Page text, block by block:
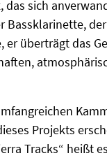
sich
überträgt das
Projekts
Tracks“ heißt